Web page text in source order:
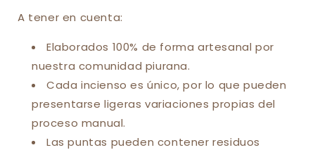
A tener en cuenta:
Elaborados 100% de forma artesanal por
nuestra comunidad piurana.
Cada incienso es único, por lo que pueden
presentarse ligeras variaciones propias del
proceso manual.
Las puntas pueden contener residuos